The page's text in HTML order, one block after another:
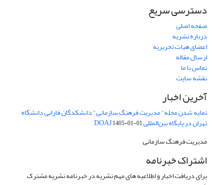
دسترسی سریع
صفحه اصلی
درباره نشریه
اعضای هیات تحریریه
ارسال مقاله
تماس با ما
نقشه سایت
آخرین اخبار
نمایه شدن مجله" مدیریت فرهنگ سازمانی" دانشکدگان فارابی دانشگاه
تهران در پایگاه بین‌المللی DOAJ1405-01-01
مدیریت فرهنگ سازمانی
اشتراک خبرنامه
برای دریافت اخبار و اطلاعیه های مهم نشریه در خبرنامه نشریه مشترک